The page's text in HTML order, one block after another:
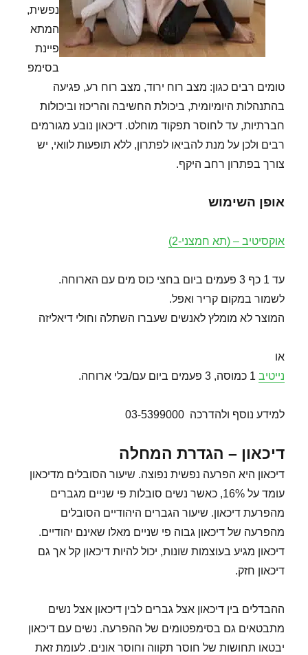
נפשית,
המתא
פיינת
בסימפ
טומים רבים כגון: מצב רוח ירוד, מצב רוח רע, פגיעה
בהתנהלות היומיומית, ביכולת החשיבה והריכוז וביכולות
חברתיות, עד לחוסר תפקוד מוחלט. דיכאון נובע מגורמים
רבים ולכן על מנת להביאו לפתרון, ללא תופעות לוואי, יש
צורך בפתרון רחב היקף.
אופן השימוש
אוקסיטיב – (תא חמצני-2)
עד 1 כף 3 פעמים ביום בחצי כוס מים עם הארוחה.
לשמור במקום קריר ואפל.
המוצר לא מומלץ לאנשים שעברו השתלה וחולי דיאליזה
או
נייטיב
למידע נוסף ולהדרכה 03-5399000
דיכאון – הגדרת המחלה
דיכאון היא הפרעה נפשית נפוצה. שיעור הסובלים מדיכאון
עומד על 16%, כאשר נשים סובלות פי שניים מגברים
מהפרעת דיכאון. שיעור הגברים היהודיים הסובלים
מהפרעה של דיכאון גבוה פי שניים מאלו שאינם יהודיים.
דיכאון מגיע בעוצמות שונות, יכול להיות דיכאון קל אך גם
דיכאון חזק.
ההבדלים בין דיכאון אצל גברים לבין דיכאון אצל נשים
מתבטאים גם בסימפטומים של ההפרעה. נשים עם דיכאון
יבטאו תחושות של חוסר תקווה וחוסר אונים. לעומת זאת